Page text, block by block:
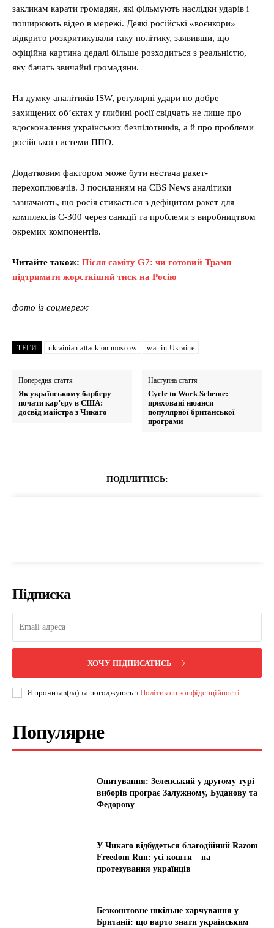
закликам карати громадян, які фільмують наслідки ударів і
поширюють відео в мережі. Деякі російські «воєнкори»
відкрито розкритикували таку політику, заявивши, що
офіційна картина дедалі більше розходиться з реальністю,
яку бачать звичайні громадяни.
На думку аналітиків ISW, регулярні удари по добре
захищених об’єктах у глибині росії свідчать не лише про
вдосконалення українських безпілотників, а й про проблеми
російської системи ППО.
Додатковим фактором може бути нестача ракет-
перехоплювачів. З посиланням на CBS News аналітики
зазначають, що росія стикається з дефіцитом ракет для
комплексів С-300 через санкції та проблеми з виробництвом
окремих компонентів.
Читайте також: Після саміту G7: чи готовий Трамп
підтримати жорсткіший тиск на Росію
фото із соцмереж
ТЕГИ ukrainian attack on moscow war in Ukraine
Попередня стаття
Як українському барберу
почати кар’єру в США:
досвід майстра з Чикаго
Наступна стаття
Cycle to Work Scheme:
приховані нюанси
популярної британської
програми
ПОДІЛИТИСЬ:
Підписка
ХОЧУ ПІДПИСАТИСЬ
Я прочитав(ла) та погоджуюсь з Політикою конфіденційності
Популярне
Опитування: Зеленський у другому турі
виборів програє Залужному, Буданову та
Федорову
У Чикаго відбудеться благодійний Razom
Freedom Run: усі кошти – на
протезування українців
Безкоштовне шкільне харчування у
Британії: що варто знати українським